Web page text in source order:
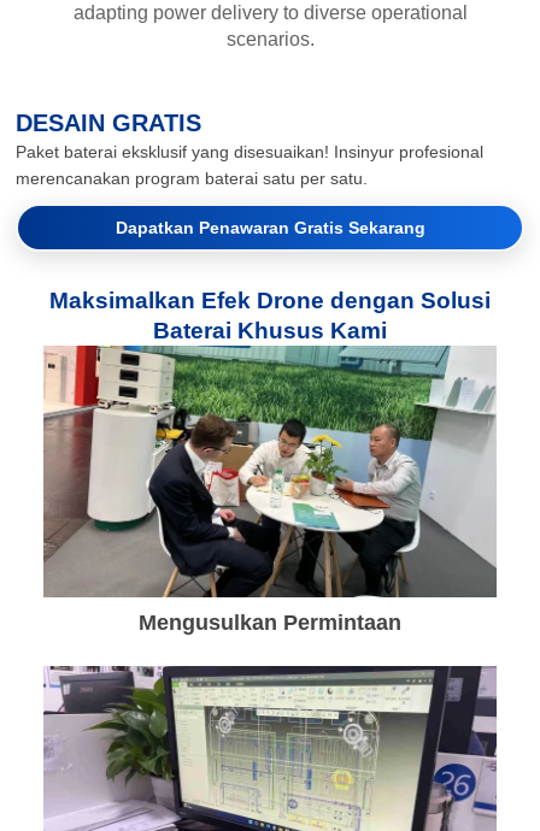
adapting power delivery to diverse operational
scenarios.
DESAIN GRATIS
Paket baterai eksklusif yang disesuaikan! Insinyur profesional
merencanakan program baterai satu per satu.
Dapatkan Penawaran Gratis Sekarang
Maksimalkan Efek Drone dengan Solusi
Baterai Khusus Kami
Mengusulkan Permintaan